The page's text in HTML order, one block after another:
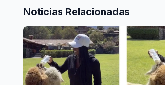
Noticias Relacionadas